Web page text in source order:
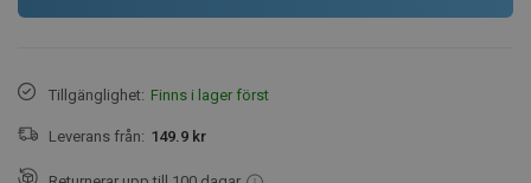
Tillgänglighet: Finns i lager först
Leverans från: 149.9 kr